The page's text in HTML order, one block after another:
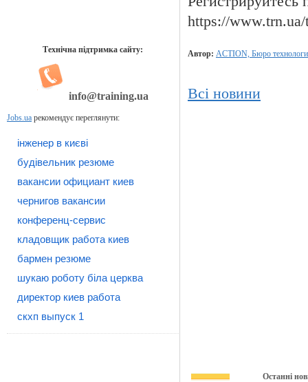
Технічна підтримка сайту:
info@training.ua
Jobs.ua рекомендує переглянути:
інженер в києві
будівельник резюме
вакансии официант киев
чернигов вакансии
конференц-сервис
кладовщик работа киев
бармен резюме
шукаю роботу біла церква
директор киев работа
скхп выпуск 1
https://
Автор: ACTION, Бюро
Всі новини
Останні